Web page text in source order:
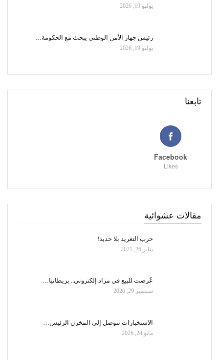
يوليو 19, 2026
رئيس جهاز الأمن الوطني يبحث مع الحكومة…
يوليو 19, 2026
تابعنا
Facebook
Likes
مقالات عشوائية
حرب التغريد بلا حديد!
يناير 26, 2021
عُرضت للبيع في مزاد إلكتروني.. بريطانيا…
سبتمبر 29, 2020
الاستخبارات تتوصل إلى المخزن الرئيس…
مايو 24, 2026